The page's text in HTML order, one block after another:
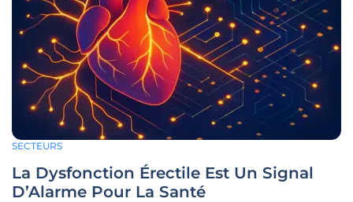
SECTEURS
La Dysfonction Érectile Est Un Signal
D’Alarme Pour La Santé